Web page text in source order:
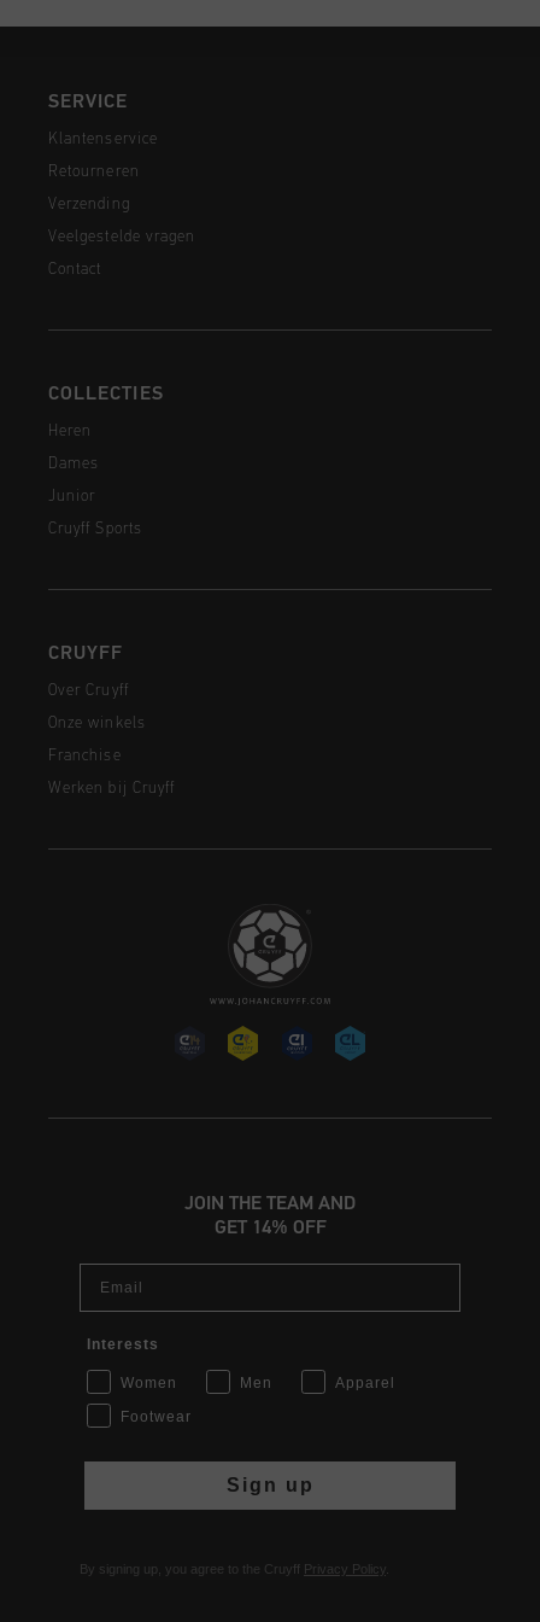
SERVICE
Klantenservice
Retourneren
Verzending
Veelgestelde vragen
Contact
COLLECTIES
Heren
Dames
Junior
Cruyff Sports
CRUYFF
Over Cruyff
Onze winkels
Franchise
Werken bij Cruyff
JOIN THE TEAM AND
GET 14% OFF
Interests
Women Men
Apparel
Footwear
Sign up
By signing up, you agree to the Cruyff Privacy Policy